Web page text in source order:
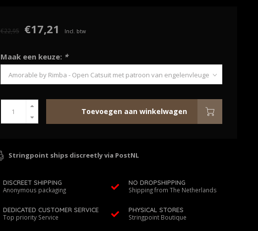
€22,95 €17,21 Incl. btw
Maak een keuze: *
Toevoegen aan winkelwagen
Stringpoint ships discreetly via PostNL
DISCREET SHIPPING
Anonymous packaging
NO DROPSHIPPING
Shipping from The Netherlands
DEDICATED CUSTOMER SERVICE
Top priority Service
PHYSICAL STORES
Stringpoint Boutique